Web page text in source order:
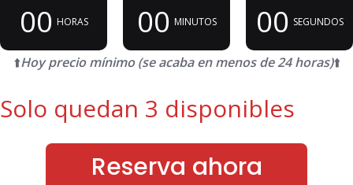
00 HORAS 00 MINUTOS 00 SEGUNDOS
⬆️Hoy precio mínimo (se acaba en menos de 24 horas)⬆️
Solo quedan 3 disponibles
Reserva ahora